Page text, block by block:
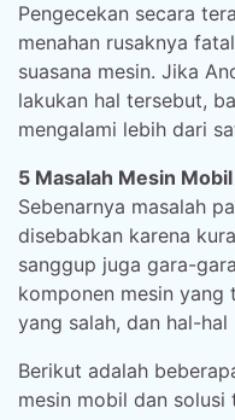
Pengecekan secara
menahan rusaknya
suasana mesin. Jika
lakukan hal tersebut,
mengalami lebih dari
5 Masalah Mesin
Sebenarnya masalah
disebabkan karena
sanggup juga gara-
komponen mesin yang
yang salah, dan hal-hal
Berikut adalah
mesin mobil dan